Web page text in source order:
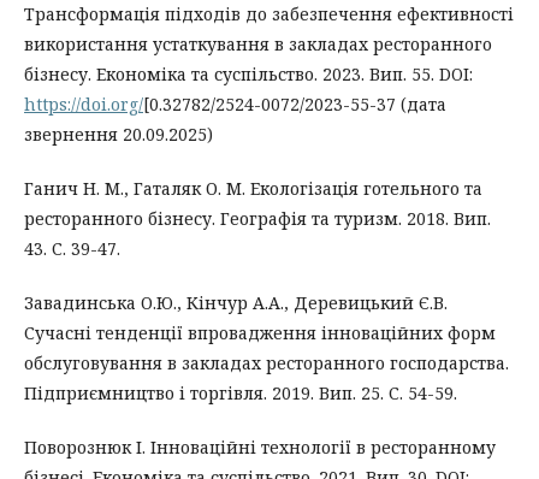
Трансформація підходів до забезпечення ефективності
використання устаткування в закладах ресторанного
бізнесу. Економіка та суспільство. 2023. Вип. 55. DOI:
https://doi.org/[0.32782/2524-0072/2023-55-37 (дата
звернення 20.09.2025)
Ганич Н. М., Гаталяк О. М. Екологізація готельного та
ресторанного бізнесу. Географія та туризм. 2018. Вип.
43. С. 39-47.
Завадинська О.Ю., Кінчур А.А., Деревицький Є.В.
Сучасні тенденції впровадження інноваційних форм
обслуговування в закладах ресторанного господарства.
Підприємництво і торгівля. 2019. Вип. 25. С. 54-59.
Поворознюк І. Інноваційні технології в ресторанному